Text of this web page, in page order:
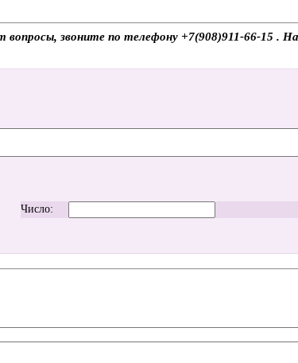
вопросы, звоните по телефону +7(908)911-66-15 .
Число: